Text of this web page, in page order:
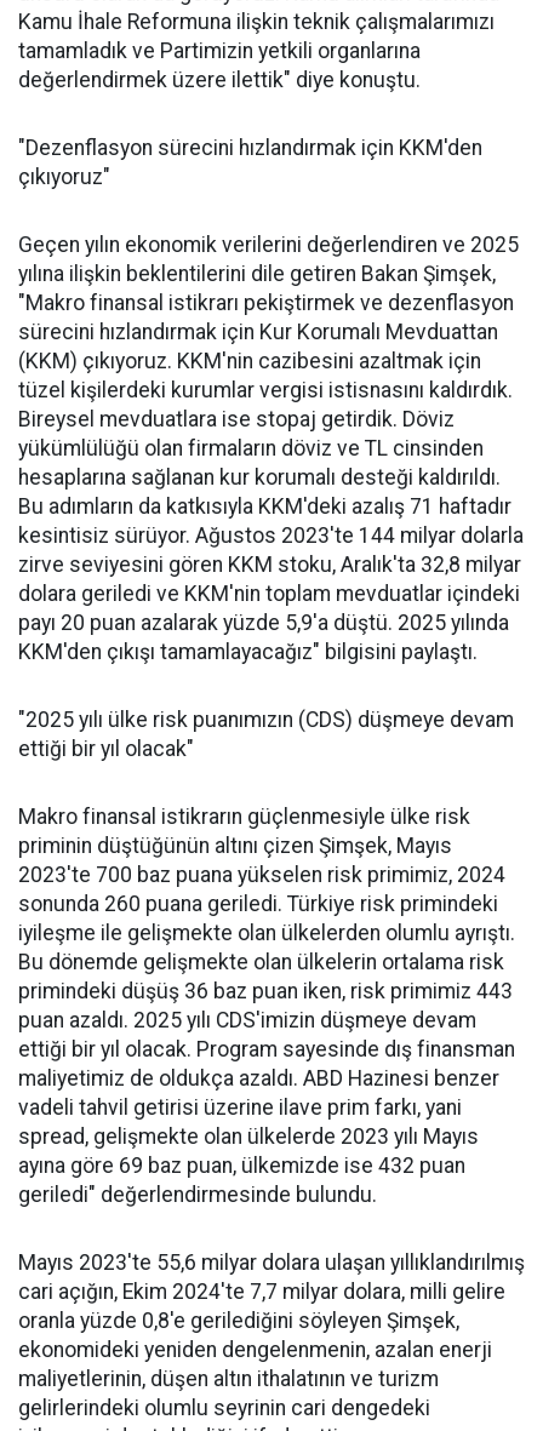
Kamu İhale Reformuna ilişkin teknik çalışmalarımızı
tamamladık ve Partimizin yetkili organlarına
değerlendirmek üzere ilettik" diye konuştu.
"Dezenflasyon sürecini hızlandırmak için KKM'den
çıkıyoruz"
Geçen yılın ekonomik verilerini değerlendiren ve 2025
yılına ilişkin beklentilerini dile getiren Bakan Şimşek,
"Makro finansal istikrarı pekiştirmek ve dezenflasyon
sürecini hızlandırmak için Kur Korumalı Mevduattan
(KKM) çıkıyoruz. KKM'nin cazibesini azaltmak için
tüzel kişilerdeki kurumlar vergisi istisnasını kaldırdık.
Bireysel mevduatlara ise stopaj getirdik. Döviz
yükümlülüğü olan firmaların döviz ve TL cinsinden
hesaplarına sağlanan kur korumalı desteği kaldırıldı.
Bu adımların da katkısıyla KKM'deki azalış 71 haftadır
kesintisiz sürüyor. Ağustos 2023'te 144 milyar dolarla
zirve seviyesini gören KKM stoku, Aralık'ta 32,8 milyar
dolara geriledi ve KKM'nin toplam mevduatlar içindeki
payı 20 puan azalarak yüzde 5,9'a düştü. 2025 yılında
KKM'den çıkışı tamamlayacağız" bilgisini paylaştı.
"2025 yılı ülke risk puanımızın (CDS) düşmeye devam
ettiği bir yıl olacak"
Makro finansal istikrarın güçlenmesiyle ülke risk
priminin düştüğünün altını çizen Şimşek, Mayıs
2023'te 700 baz puana yükselen risk primimiz, 2024
sonunda 260 puana geriledi. Türkiye risk primindeki
iyileşme ile gelişmekte olan ülkelerden olumlu ayrıştı.
Bu dönemde gelişmekte olan ülkelerin ortalama risk
primindeki düşüş 36 baz puan iken, risk primimiz 443
puan azaldı. 2025 yılı CDS'imizin düşmeye devam
ettiği bir yıl olacak. Program sayesinde dış finansman
maliyetimiz de oldukça azaldı. ABD Hazinesi benzer
vadeli tahvil getirisi üzerine ilave prim farkı, yani
spread, gelişmekte olan ülkelerde 2023 yılı Mayıs
ayına göre 69 baz puan, ülkemizde ise 432 puan
geriledi" değerlendirmesinde bulundu.
Mayıs 2023'te 55,6 milyar dolara ulaşan yıllıklandırılmış
cari açığın, Ekim 2024'te 7,7 milyar dolara, milli gelire
oranla yüzde 0,8'e gerilediğini söyleyen Şimşek,
ekonomideki yeniden dengelenmenin, azalan enerji
maliyetlerinin, düşen altın ithalatının ve turizm
gelirlerindeki olumlu seyrinin cari dengedeki